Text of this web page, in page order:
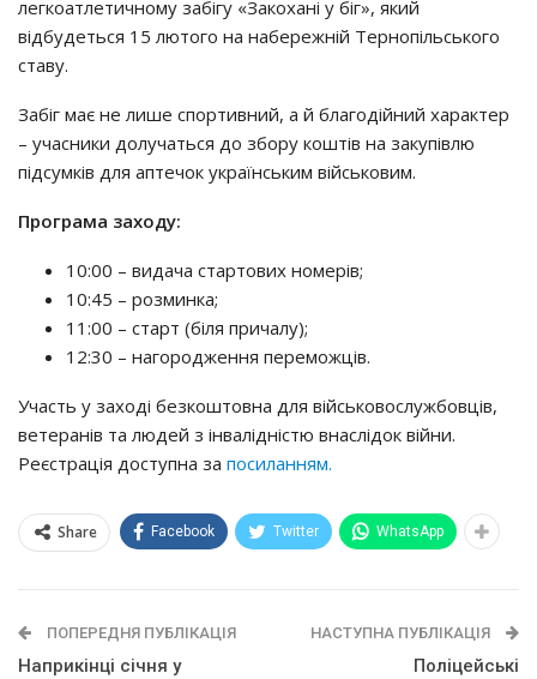
легкоатлетичному забігу «Закохані у біг», який
відбудеться 15 лютого на набережній Тернопільського
ставу.
Забіг має не лише спортивний, а й благодійний характер
– учасники долучаться до збору коштів на закупівлю
підсумків для аптечок українським військовим.
Програма заходу:
10:00 – видача стартових номерів;
10:45 – розминка;
11:00 – старт (біля причалу);
12:30 – нагородження переможців.
Участь у заході безкоштовна для військовослужбовців,
ветеранів та людей з інвалідністю внаслідок війни.
Реєстрація доступна за посиланням.
Share Facebook Twitter WhatsApp
ПОПЕРЕДНЯ ПУБЛІКАЦІЯ
Наприкінці січня у
НАСТУПНА ПУБЛІКАЦІЯ
Поліцейські